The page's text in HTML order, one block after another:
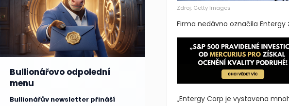
Zdroj: Getty Images
Firma nedávno označila
„Entergy Corp je vystavena
Bullionářovo odpolední
menu
Bullionářův newsletter přináší